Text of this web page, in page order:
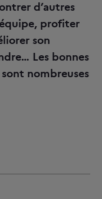
d’autres
profiter
son
Les bonnes
nombreuses